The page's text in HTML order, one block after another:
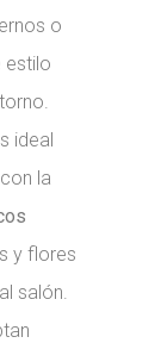
o
estilo
ideal
la
y flores
salón.